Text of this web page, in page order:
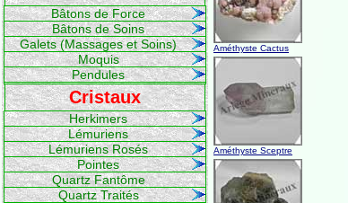
Bâtons de Force
Bâtons de Soins
Galets (Massages et Soins)
Moquis
Pendules
Cristaux
Herkimers
Lémuriens
Lémuriens Rosés
Pointes
Quartz Fantôme
Quartz Traités
Améthyste Cactus
Améthyste Sceptre